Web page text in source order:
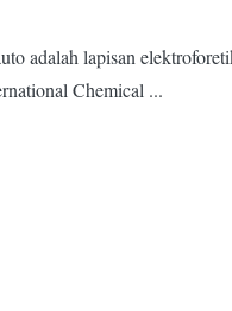
adalah lapisan
Chemical ...